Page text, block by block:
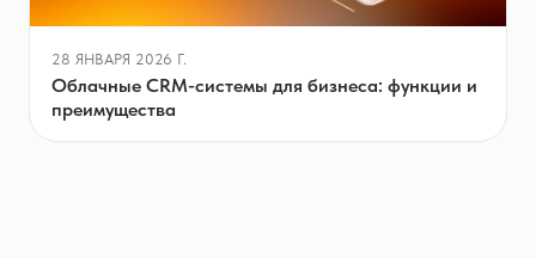
28 ЯНВАРЯ 2026 Г.
Облачные CRM-системы для бизнеса: функции и
преимущества